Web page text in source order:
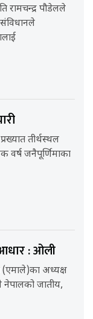
रामचन्द्र पौडेलले
तीर्थस्थल
वर्ष जनैपूर्णिमाका
आधार : ओली
(एमाले)का अध्यक्ष
जातीय,